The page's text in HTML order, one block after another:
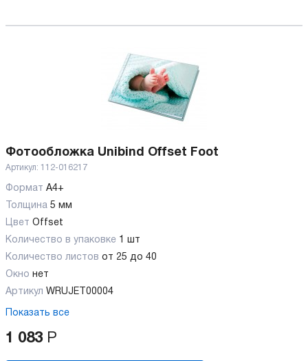
Фотообложка Unibind Offset Foot
Артикул: 112-016217
Формат А4+
Толщина 5 мм
Цвет Offset
Количество в упаковке 1 шт
Количество листов от 25 до 40
Окно нет
Артикул WRUJET00004
Показать все
1 083 Р